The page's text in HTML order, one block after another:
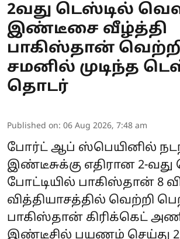
2வது டெஸ்டில்
இண்டீசை வீழ்த்தி
பாகிஸ்தான்
சமனில் முடிந்த
தொடர்
Published on: 06 Aug 2026, 7:48 am
போர்ட் ஆப் ஸ்பெயினில்
இண்டீசுக்கு எதிரான 2-
போட்டியில் பாகிஸ்தான் 8
வித்தியாசத்தில் வெற்றி
பாகிஸ்தான் கிரிக்கெட்
இண்டீசில் பயணம் செய்து 2